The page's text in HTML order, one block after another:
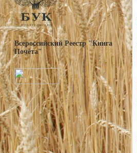
Всероссийский Реестр "Книга
Почёта"